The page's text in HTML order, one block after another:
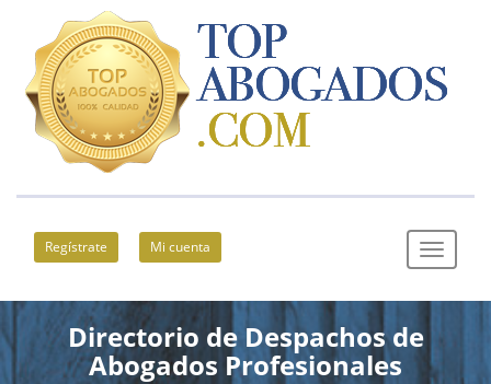
Regístrate Mi cuenta
Directorio de Despachos de
Abogados Profesionales